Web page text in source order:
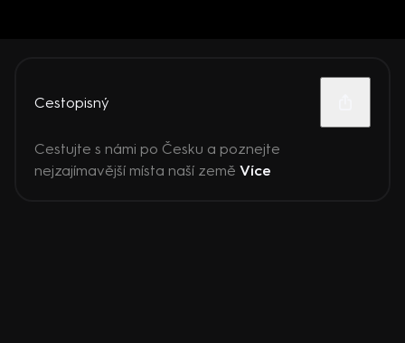
Cestopisný
Cestujte s námi po Česku a poznejte
nejzajímavější místa naší země Více